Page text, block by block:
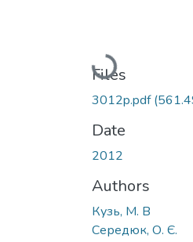
Loading...
Files
3012p.pdf
Date
2012
Authors
Кузь, М. В
Середюк, О. Є.